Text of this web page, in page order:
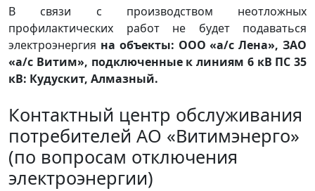
В связи с производством неотложных
профилактических работ не будет подаваться
электроэнергия на объекты: ООО «а/с Лена», ЗАО
«а/с Витим», подключенные к линиям 6 кВ ПС 35
кВ: Кудускит, Алмазный.
Контактный центр обслуживания
потребителей АО «Витимэнерго»
(по вопросам отключения
электроэнергии)